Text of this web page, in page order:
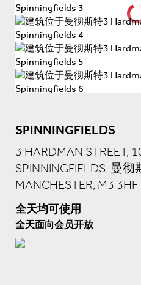
SPINNINGFIELDS
3 HARDMAN STREET,
SPINNINGFIELDS, 曼彻
MANCHESTER, M3 3HF
全天均可使用
全天面向会员开放